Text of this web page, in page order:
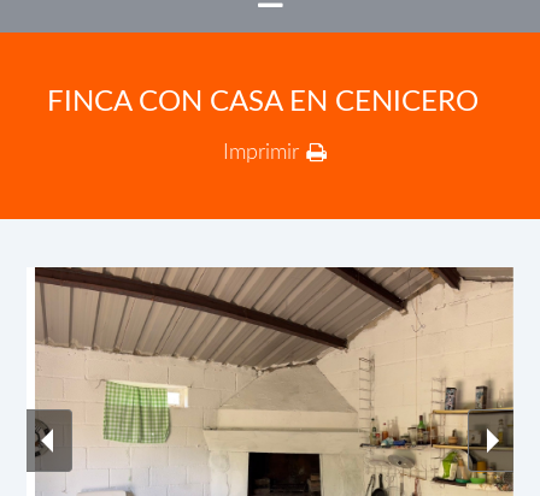
FINCA CON CASA EN CENICERO
Imprimir